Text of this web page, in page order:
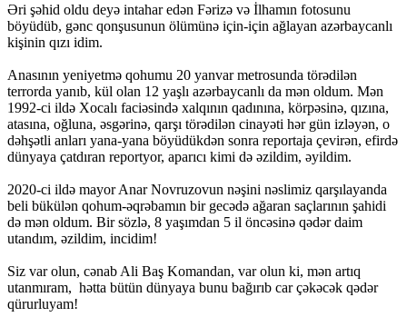
Əri şəhid oldu deyə intahar edən Fərizə və İlhamın fotosunu
böyüdüb, gənc qonşusunun ölümünə için-için ağlayan azərbaycanlı
kişinin qızı idim.
Anasının yeniyetmə qohumu 20 yanvar metrosunda törədilən
terrorda yanıb, kül olan 12 yaşlı azərbaycanlı da mən oldum. Mən
1992-ci ildə Xocalı faciəsində xalqının qadınına, körpəsinə, qızına,
atasına, oğluna, əsgərinə, qarşı törədilən cinayəti hər gün izləyən, o
dəhşətli anları yana-yana böyüdükdən sonra reportaja çevirən, efirdə
dünyaya çatdıran reportyor, aparıcı kimi də əzildim, əyildim.
2020-ci ildə mayor Anar Novruzovun nəşini nəslimiz qarşılayanda
beli bükülən qohum-əqrəbamın bir gecədə ağaran saçlarının şahidi
də mən oldum. Bir sözlə, 8 yaşımdan 5 il öncəsinə qədər daim
utandım, əzildim, incidim!
Siz var olun, cənab Ali Baş Komandan, var olun ki, mən artıq
utanmıram, hətta bütün dünyaya bunu bağırıb car çəkəcək qədər
qürurluyam!